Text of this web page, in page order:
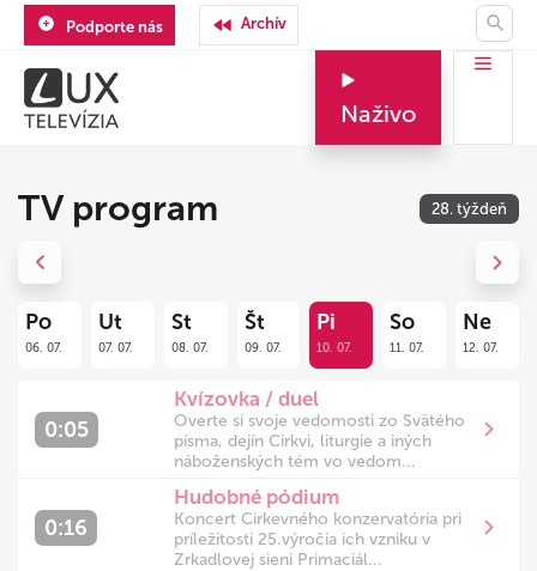
Podporte nás Archív
Naživo
TV program 28. týždeň
Po
06. 07.
Ut
07. 07.
St
08. 07.
Št
09. 07.
Pi
10. 07.
So
11. 07.
Ne
12. 07.
Previous Next
0:05
Kvízovka / duel
Overte si svoje vedomosti zo Svätého
písma, dejín Cirkvi, liturgie a iných
náboženských tém vo vedom...
0:16
Hudobné pódium
Koncert Cirkevného konzervatória pri
príležitosti 25.výročia ich vzniku v
Zrkadlovej sieni Primaciál...